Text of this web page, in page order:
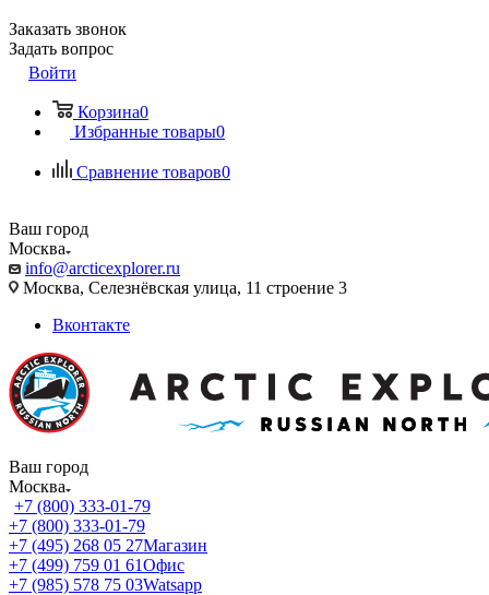
Заказать звонок
Задать вопрос
Войти
Корзина0
Избранные товары0
Сравнение товаров0
Ваш город
Москва
info@arcticexplorer.ru
Москва, Селезнёвская улица, 11 строение 3
Вконтакте
Ваш город
Москва
+7 (800) 333-01-79
+7 (800) 333-01-79
+7 (495) 268 05 27Магазин
+7 (499) 759 01 61Офис
+7 (985) 578 75 03Watsapp